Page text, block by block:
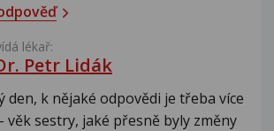
lékař:
Petr Lidák
den, k nějaké odpovědi je třeba více
věk sestry, jaké přesně byly změny